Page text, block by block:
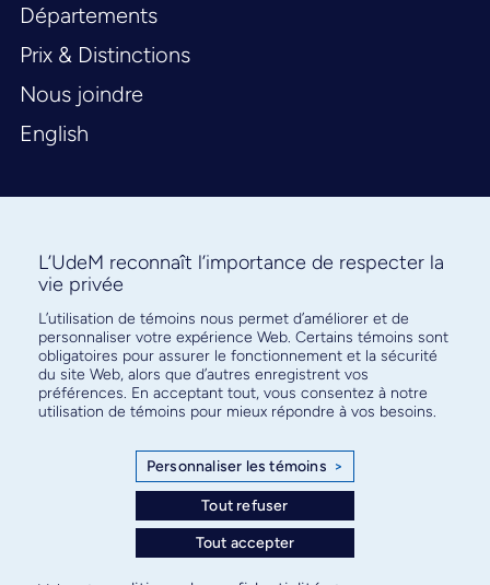
Départements
Prix & Distinctions
Nous joindre
English
Abonnez-vous à notre infolettre
pour connaître l’actualité facultaire
L’UdeM reconnaît l’importance de respecter la
vie privée
L’utilisation de témoins nous permet d’améliorer et de
personnaliser votre expérience Web. Certains témoins sont
obligatoires pour assurer le fonctionnement et la sécurité
du site Web, alors que d’autres enregistrent vos
préférences. En acceptant tout, vous consentez à notre
utilisation de témoins pour mieux répondre à vos besoins.
Personnaliser les témoins >
Tout refuser
Tout accepter